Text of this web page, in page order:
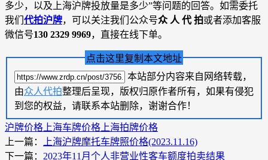
多少，以及上海沪牌投放量是多少”等问题的回答。如需委托
我们 代拍沪牌，可以关注我们公众号众 人 代 拍或者添加客服
微信号130 2329 9969，直接在线下单。
点击这里复制本文地址
本站部分内容来自网络转载，
由众人代拍整理后呈现，版权归原作者所有，如果有侵犯
到您的权益，请联系本站删除，谢谢合作！
沪牌价格 上海车牌价格 上海拍牌价格
上一篇：
上海沪牌摩托车牌照价格(2023.11.16)
下一篇： 2023年11月个人非营业性客车额度拍卖结果